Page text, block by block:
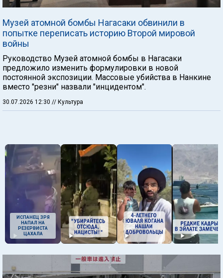
Музей атомной бомбы Нагасаки обвинили в
попытке переписать историю Второй мировой
войны
Руководство Музей атомной бомбы в Нагасаки
предложило изменить формулировки в новой
постоянной экспозиции. Массовые убийства в Нанкине
вместо "резни" назвали "инцидентом".
30.07.2026 12:30 // Культура
ИСПАНЕЦ ЗРЯ
НАПАЛ НА
РЕЗЕРВИСТА
ЦАХАЛА